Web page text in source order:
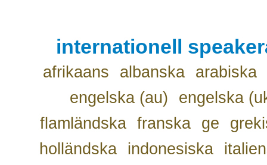
internationell
afrikaans albanska
arabiska
engelska (au)
engelska
flamländska franska ge
holländska
indonesiska